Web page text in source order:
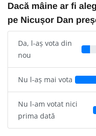
Dacă mâine ar fi
pe Nicușor Dan
Da, l-aș vota din
nou
Nu l-aș mai vota
Nu l-am votat nici
prima dată